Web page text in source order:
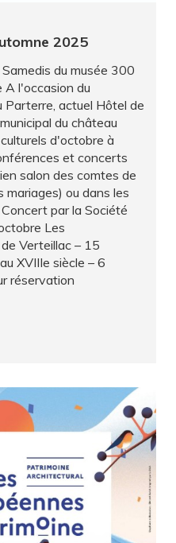
2025
du musée 300
A l'occasion du
Parterre, actuel Hôtel de
du château
d'octobre à
et concerts
salon des comtes de
mariages) ou dans les
par la Société
Les
Verteillac – 15
XVIIIe siècle – 6
réservation